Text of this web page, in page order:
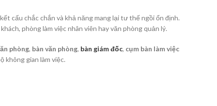
cấu chắc chắn và khả năng mang lại tư thế ngồi ổn định.
phòng làm việc nhân viên hay văn phòng quản lý.
phòng, bàn văn phòng, bàn giám đốc, cụm bàn làm việc
không gian làm việc.